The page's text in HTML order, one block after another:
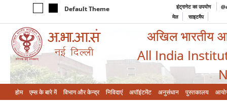
Default Theme इंट्रानेट का उपयोग
मेल
साइटमैप
अखिल भारतीय
All India
होम एम्‍स के बारे में विभाग और केन्‍द्र निविदाएं अपॉइंटमेंट अनुसंधान पुस्तकालय